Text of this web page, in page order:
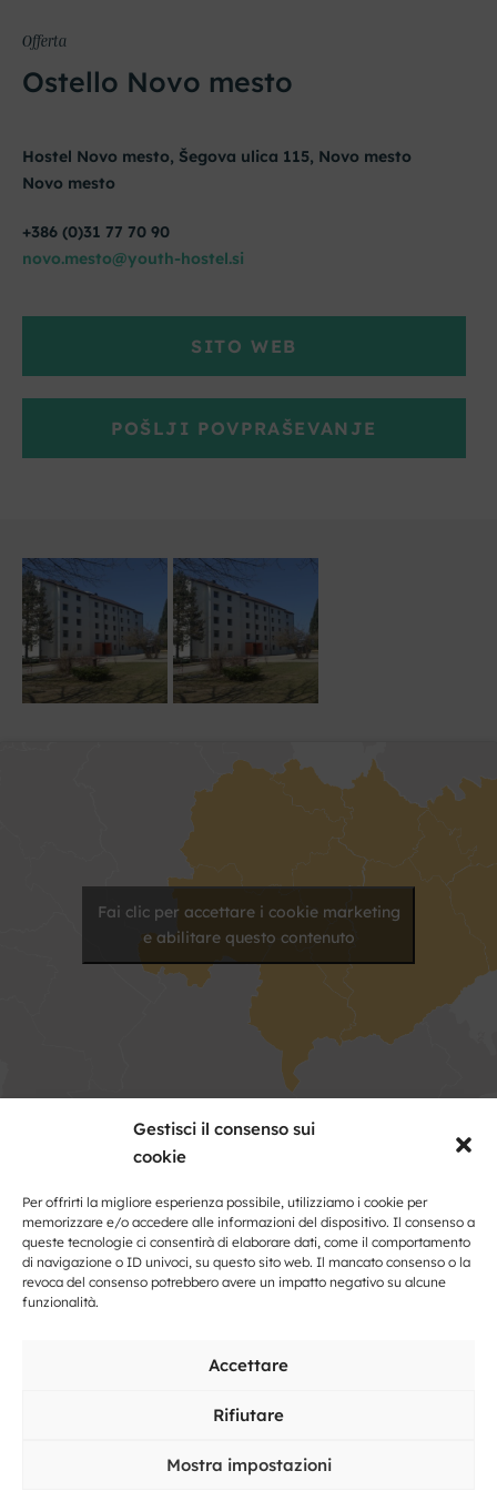
Gestisci il consenso sui
cookie
Per offrirti la migliore esperienza possibile, utilizziamo i cookie per
memorizzare e/o accedere alle informazioni del dispositivo. Il consenso a
queste tecnologie ci consentirà di elaborare dati, come il comportamento
di navigazione o ID univoci, su questo sito web. Il mancato consenso o la
revoca del consenso potrebbero avere un impatto negativo su alcune
funzionalità.
Accettare
Rifiutare
Mostra impostazioni
Offerta
Ostello Novo mesto
Hostel Novo mesto, Šegova ulica 115, Novo mesto
Novo mesto
+386 (0)31 77 70 90
novo.mesto@youth-hostel.si
SITO WEB
POŠLJI POVPRAŠEVANJE
Fai clic per accettare i cookie marketing
e abilitare questo contenuto
Nome
e
cognome
Indirizzo